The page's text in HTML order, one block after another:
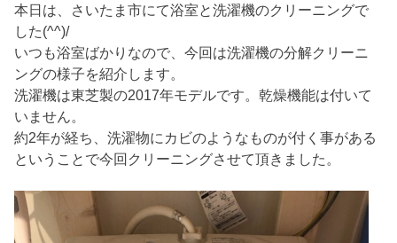
本日は、さいたま市にて浴室と洗濯機のクリーニングで
した(^^)/
いつも浴室ばかりなので、今回は洗濯機の分解クリーニ
ングの様子を紹介します。
洗濯機は東芝製の2017年モデルです。乾燥機能は付いて
いません。
約2年が経ち、洗濯物にカビのようなものが付く事がある
ということで今回クリーニングさせて頂きました。